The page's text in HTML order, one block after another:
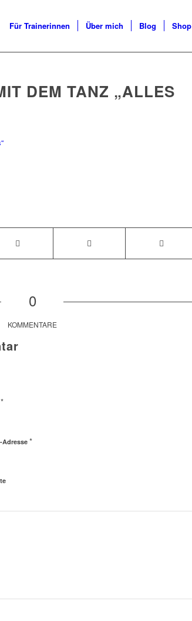
Für Trainerinnen Über mich Blog Shop
DEM TANZ „ALLES
0
KOMMENTARE
*
Adresse*